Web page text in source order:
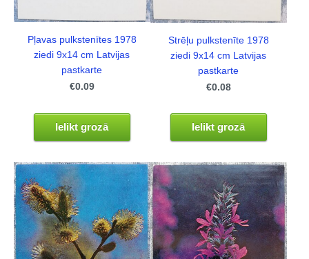
Pļavas pulkstenītes 1978
ziedi 9x14 cm Latvijas
pastkarte
€0.09
Ielikt grozā
Strēļu pulkstenīte 1978
ziedi 9x14 cm Latvijas
pastkarte
€0.08
Ielikt grozā